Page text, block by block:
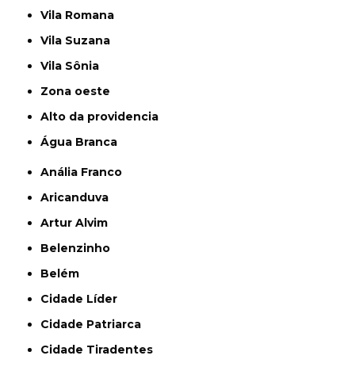
Vila Romana
Vila Suzana
Vila Sônia
Zona oeste
alto da providencia
Água Branca
Anália Franco
Aricanduva
Artur Alvim
Belenzinho
Belém
Cidade Líder
Cidade Patriarca
Cidade Tiradentes